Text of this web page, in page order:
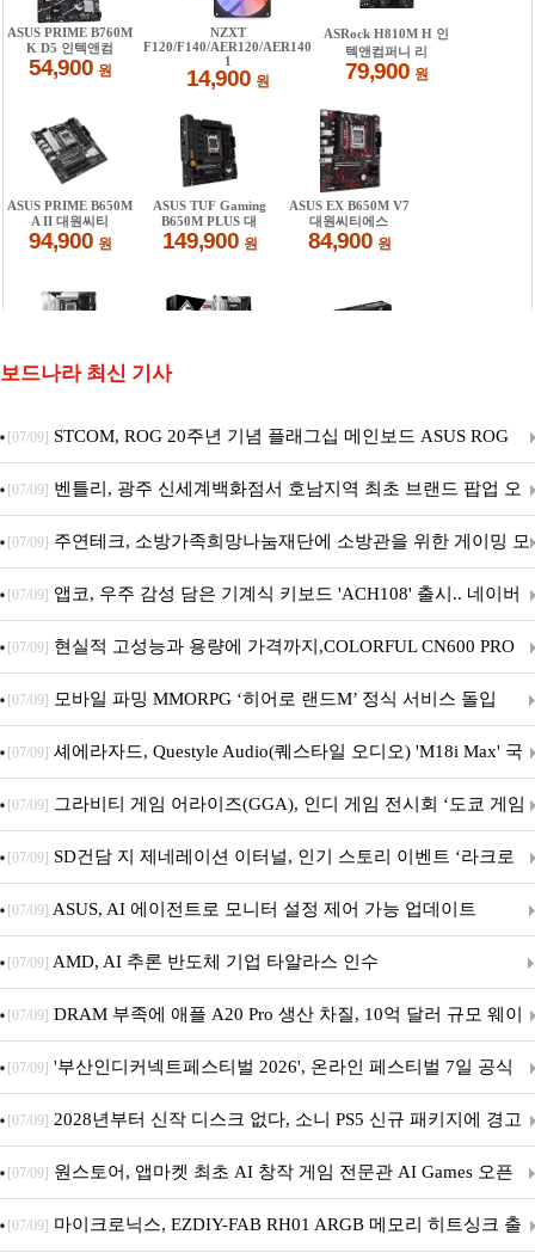
보드나라 최신 기사
[07/09] STCOM, ROG 20주년 기념 플래그십 메인보드 ASUS ROG
Crosshair X870E EDITION 20 국내 출시 예정
[07/09] 벤틀리, 광주 신세계백화점서 호남지역 최초 브랜드 팝업 오
픈
[07/09] 주연테크, 소방가족희망나눔재단에 소방관을 위한 게이밍 모
니터·스마트 펫 침대 기부
[07/09] 앱코, 우주 감성 담은 기계식 키보드 'ACH108' 출시.. 네이버
브랜드데이 기획전 진행
[07/09] 현실적 고성능과 용량에 가격까지,COLORFUL CN600 PRO
M.2 NVMe 디앤디컴 1TB
[07/09] 모바일 파밍 MMORPG ‘히어로 랜드M’ 정식 서비스 돌입
[07/09] 셰에라자드, Questyle Audio(퀘스타일 오디오) 'M18i Max' 국
내 정식 출시
[07/09] 그라비티 게임 어라이즈(GGA), 인디 게임 전시회 ‘도쿄 게임
던전 13’ 참가!
[07/09] SD건담 지 제네레이션 이터널, 인기 스토리 이벤트 ‘라크로
아의 용사’ 재개최 및 풍성한 기념 이벤트 실시!
[07/09] ASUS, AI 에이전트로 모니터 설정 제어 가능 업데이트
[07/09] AMD, AI 추론 반도체 기업 타알라스 인수
[07/09] DRAM 부족에 애플 A20 Pro 생산 차질, 10억 달러 규모 웨이
퍼 대기
[07/09] '부산인디커넥트페스티벌 2026', 온라인 페스티벌 7일 공식
개막... 22일간 진행
[07/09] 2028년부터 신작 디스크 없다, 소니 PS5 신규 패키지에 경고
문 추가
[07/09] 원스토어, 앱마켓 최초 AI 창작 게임 전문관 AI Games 오픈
[07/09] 마이크로닉스, EZDIY-FAB RH01 ARGB 메모리 히트싱크 출